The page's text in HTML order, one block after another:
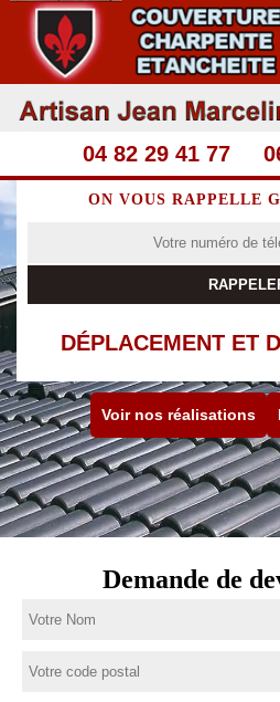
04 82 29 41 77
ON VOUS RAPPELLE
DÉPLACEMENT ET
Voir nos réalisations
Demande de